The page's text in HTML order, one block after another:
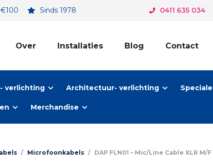
Sinds 1978 0411 635 034
Over Installaties Blog Contact
verlichting Architectuur- verlichting
Merchandise
/ Microfoonkabels / DAP FLN01 – Mic/Line Cable XLR M/